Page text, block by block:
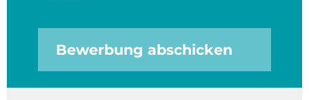
Bewerbung abschicken